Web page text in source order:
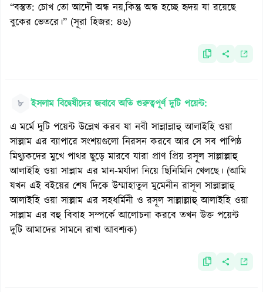
“বস্তুত: চোখ তো আদৌ অন্ধ নয়,কিন্তু অন্ধ হচ্ছে হৃদয় যা রয়েছে
বুকের ভেতরে।” (সূরা হিজর: ৪৬)
৮ ইসলাম বিদ্বেষীদের জবাবে অতি গুরুত্বপূর্ণ দুটি পয়েন্ট:
এ মর্মে দুটি পয়েন্ট উল্লেখ করব যা নবী সাল্লাল্লাহু আলাইহি ওয়া
সাল্লাম এর ব্যাপারে সংশয়গুলো নিরসন করবে আর সে সব পাপিষ্ঠ
মিথ্যুকদের মুখে পাথর ছুড়ে মারবে যারা প্রাণ প্রিয় রসূল সাল্লাল্লাহু
আলাইহি ওয়া সাল্লাম এর মান-মর্যাদা নিয়ে ছিনিমিনি খেলছে। (আমি
যখন এই বইয়ের শেষ দিকে উম্মাহাতুল মুমেনীন রাসূল সাল্লাল্লাহু
আলাইহি ওয়া সাল্লাম এর সহধর্মিনী ও রসূল সাল্লাল্লাহু আলাইহি ওয়া
সাল্লাম এর বহু বিবাহ সম্পর্কে আলোচনা করবে তখন উক্ত পয়েন্ট
দুটি আমাদের সামনে রাখা আবশ্যক)